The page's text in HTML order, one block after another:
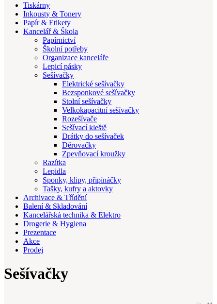
Tiskárny
Inkousty & Tonery
Papír & Etikety
Kancelář & Škola
Papírnictví
Školní potřeby
Organizace kanceláře
Lepicí pásky
Sešívačky
Elektrické sešívačky
Bezsponkové sešívačky
Stolní sešívačky
Velkokapacitní sešívačky
Rozešívače
Sešívací kleště
Drátky do sešívaček
Děrovačky
Zpevňovací kroužky
Razítka
Lepidla
Sponky, klipy, připínáčky
Tašky, kufry a aktovky
Archivace & Třídění
Balení & Skladování
Kancelářská technika & Elektro
Drogerie & Hygiena
Prezentace
Akce
Prodej
Sešívačky